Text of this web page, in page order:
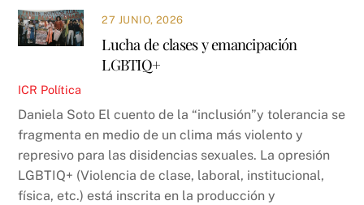
27 JUNIO, 2026
Lucha de clases y emancipación
LGBTIQ+
ICR Política
Daniela Soto El cuento de la “inclusión”y tolerancia se
fragmenta en medio de un clima más violento y
represivo para las disidencias sexuales. La opresión
LGBTIQ+ (Violencia de clase, laboral, institucional,
física, etc.) está inscrita en la producción y